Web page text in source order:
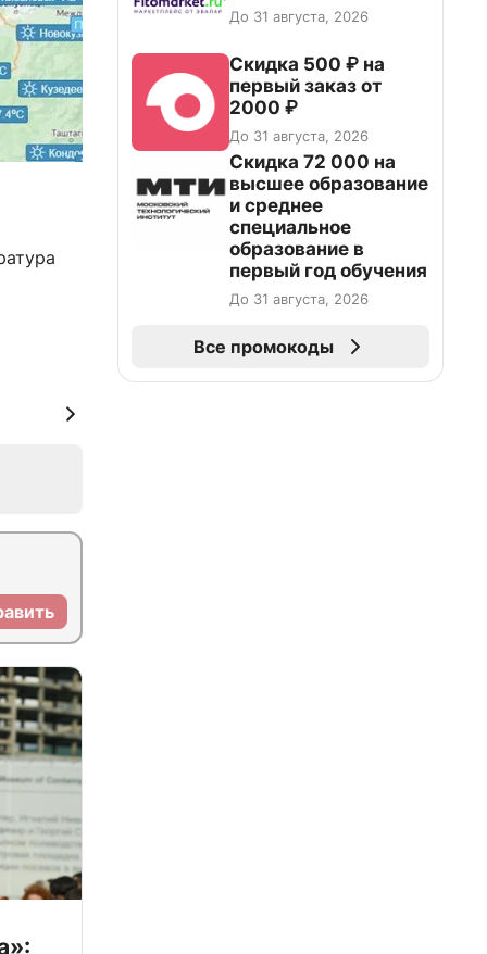
До 31 августа, 2026
Скидка 500 ₽ на
первый заказ от
2000 ₽
До 31 августа, 2026
Скидка 72 000 на
высшее образование
и среднее
специальное
образование в
первый год обучения
До 31 августа, 2026
Все промокоды